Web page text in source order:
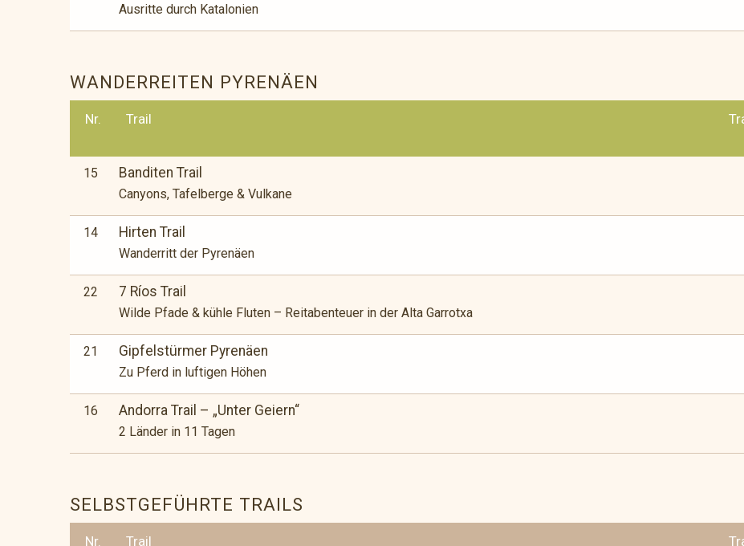
Ausritte durch Katalonien
WANDERREITEN PYRENÄEN
Nr. Trail
15 Banditen Trail
Canyons, Tafelberge & Vulkane
14 Hirten Trail
Wanderritt der Pyrenäen
22 7 Ríos Trail
Wilde Pfade & kühle Fluten – Reitabenteuer in der Alta Garrotxa
21 Gipfelstürmer Pyrenäen
Zu Pferd in luftigen Höhen
16 Andorra Trail – „Unter Geiern“
2 Länder in 11 Tagen
SELBSTGEFÜHRTE TRAILS
Nr. Trail